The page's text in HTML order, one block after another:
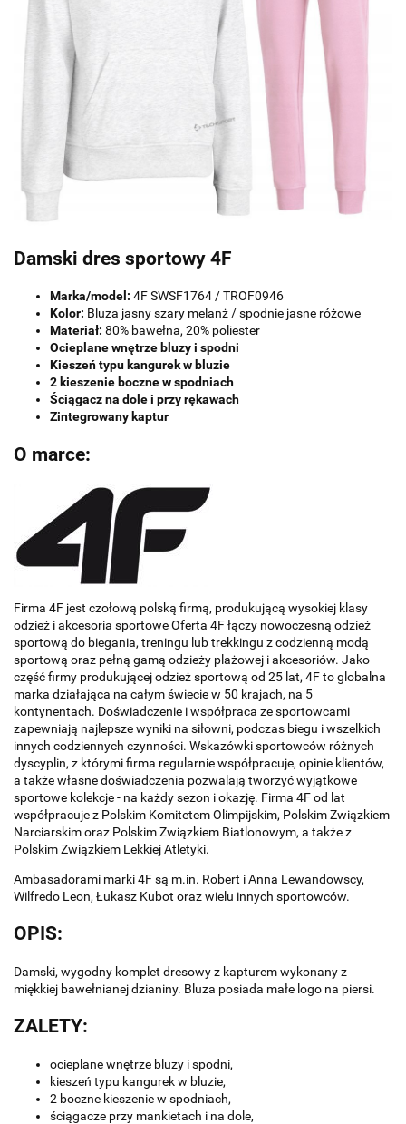
Damski dres sportowy 4F
Marka/model: 4F SWSF1764 / TROF0946
Kolor: Bluza jasny szary melanż / spodnie jasne różowe
Materiał: 80% bawełna, 20% poliester
Ocieplane wnętrze bluzy i spodni
Kieszeń typu kangurek w bluzie
2 kieszenie boczne w spodniach
Ściągacz na dole i przy rękawach
Zintegrowany kaptur
O marce:
Firma 4F jest czołową polską firmą, produkującą wysokiej klasy
odzież i akcesoria sportowe Oferta 4F łączy nowoczesną odzież
sportową do biegania, treningu lub trekkingu z codzienną modą
sportową oraz pełną gamą odzieży plażowej i akcesoriów. Jako
część firmy produkującej odzież sportową od 25 lat, 4F to globalna
marka działająca na całym świecie w 50 krajach, na 5
kontynentach. Doświadczenie i współpraca ze sportowcami
zapewniają najlepsze wyniki na siłowni, podczas biegu i wszelkich
innych codziennych czynności. Wskazówki sportowców różnych
dyscyplin, z którymi firma regularnie współpracuje, opinie klientów,
a także własne doświadczenia pozwalają tworzyć wyjątkowe
sportowe kolekcje - na każdy sezon i okazję. Firma 4F od lat
współpracuje z Polskim Komitetem Olimpijskim, Polskim Związkiem
Narciarskim oraz Polskim Związkiem Biatlonowym, a także z
Polskim Związkiem Lekkiej Atletyki.
Ambasadorami marki 4F są m.in. Robert i Anna Lewandowscy,
Wilfredo Leon, Łukasz Kubot oraz wielu innych sportowców.
OPIS:
Damski, wygodny komplet dresowy z kapturem wykonany z
miękkiej bawełnianej dzianiny. Bluza posiada małe logo na piersi.
ZALETY:
ocieplane wnętrze bluzy i spodni,
kieszeń typu kangurek w bluzie,
2 boczne kieszenie w spodniach,
ściągacze przy mankietach i na dole,